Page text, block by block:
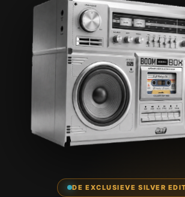
DE EXCLUSIEVE SILVER